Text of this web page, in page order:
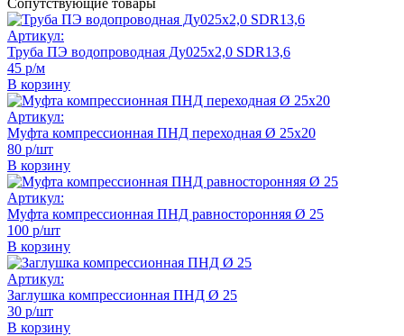
Артикул:
Труба ПЭ водопроводная Ду025х2,0 SDR13,6
45 р/м
В корзину
Артикул:
Муфта компрессионная ПНД переходная Ø 25х20
80 р/шт
В корзину
Артикул:
Муфта компрессионная ПНД равносторонняя Ø 25
100 р/шт
В корзину
Артикул:
Заглушка компрессионная ПНД Ø 25
30 р/шт
В корзину